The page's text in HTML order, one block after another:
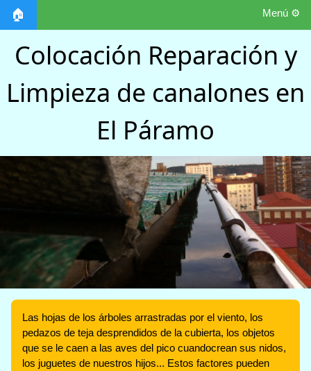
🏠 Menú ⚙️
Colocación Reparación y
Limpieza de canalones en
El Páramo
Las hojas de los árboles arrastradas por el viento, los
pedazos de teja desprendidos de la cubierta, los objetos
que se le caen a las aves del pico cuandocrean sus nidos,
los juguetes de nuestros hijos... Estos factores pueden